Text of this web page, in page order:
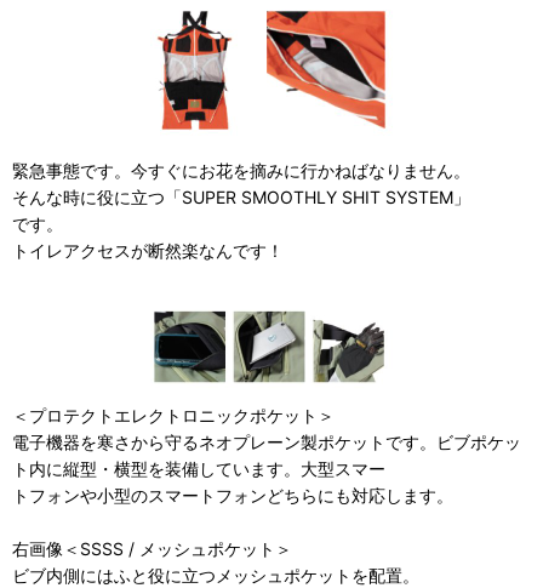
緊急事態です。今すぐにお花を摘みに行かねばなりません。
そんな時に役に立つ「SUPER SMOOTHLY SHIT SYSTEM」
です。
トイレアクセスが断然楽なんです！
＜プロテクトエレクトロニックポケット＞
電子機器を寒さから守るネオプレーン製ポケットです。ビブポケッ
ト内に縦型・横型を装備しています。大型スマー
トフォンや小型のスマートフォンどちらにも対応します。
右画像＜SSSS / メッシュポケット＞
ビブ内側にはふと役に立つメッシュポケットを配置。